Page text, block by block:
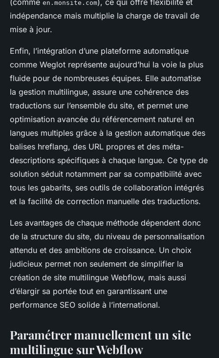
(comme en.monsite.com), ce qui offre flexibilité et
indépendance mais multiplie la charge de travail de
mise à jour.
Enfin, l’intégration d’une plateforme automatique
comme Weglot représente aujourd’hui la voie la plus
fluide pour de nombreuses équipes. Elle automatise
la gestion multilingue, assure une cohérence des
traductions sur l’ensemble du site, et permet une
optimisation avancée du référencement naturel en
langues multiples grâce à la gestion automatique des
balises hreflang, des URL propres et des méta-
descriptions spécifiques à chaque langue. Ce type de
solution séduit notamment par sa compatibilité avec
tous les gabarits, ses outils de collaboration intégrés
et la facilité de correction manuelle des traductions.
Les avantages de chaque méthode dépendent donc
de la structure du site, du niveau de personnalisation
attendu et des ambitions de croissance. Un choix
judicieux permet non seulement de simplifier la
création de site multilingue Webflow, mais aussi
d’élargir sa portée tout en garantissant une
performance SEO solide à l’international.
Paramétrer manuellement un site
multilingue sur Webflow